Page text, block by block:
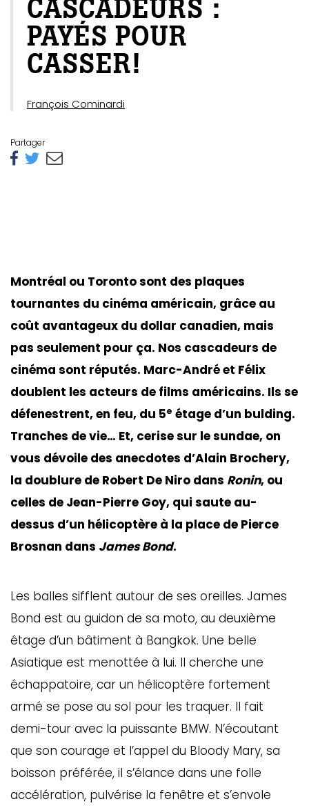
CASCADEURS :
PAYÉS POUR
CASSER!
François Cominardi
Partager
Montréal ou Toronto sont des plaques
tournantes du cinéma américain, grâce au
coût avantageux du dollar canadien, mais
pas seulement pour ça. Nos cascadeurs de
cinéma sont réputés. Marc-André et Félix
doublent les acteurs de films américains. Ils se
défenestrent, en feu, du 5e étage d’un bulding.
Tranches de vie… Et, cerise sur le sundae, on
vous dévoile des anecdotes d’Alain Brochery,
la doublure de Robert De Niro dans Ronin, ou
celles de Jean-Pierre Goy, qui saute au-
dessus d’un hélicoptère à la place de Pierce
Brosnan dans James Bond.
Les balles sifflent autour de ses oreilles. James
Bond est au guidon de sa moto, au deuxième
étage d’un bâtiment à Bangkok. Une belle
Asiatique est menottée à lui. Il cherche une
échappatoire, car un hélicoptère fortement
armé se pose au sol pour les traquer. Il fait
demi-tour avec la puissante BMW. N’écoutant
que son courage et l’appel du Bloody Mary, sa
boisson préférée, il s’élance dans une folle
accélération, pulvérise la fenêtre et s’envole